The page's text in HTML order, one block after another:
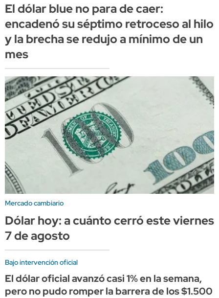
El dólar blue no para de caer:
encadenó su séptimo retroceso al hilo
y la brecha se redujo a mínimo de un
mes
Mercado cambiario
Dólar hoy: a cuánto cerró este viernes
7 de agosto
Bajo intervención oficial
El dólar oficial avanzó casi 1% en la semana,
pero no pudo romper la barrera de los $1.500